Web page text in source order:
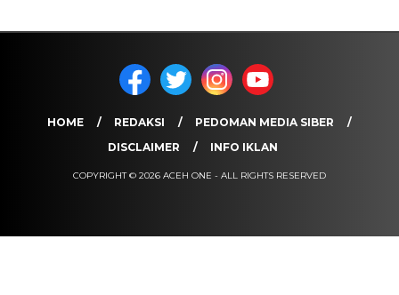
HOME REDAKSI
PEDOMAN MEDIA SIBER
DISCLAIMER
INFO IKLAN
COPYRIGHT © 2026 ACEH ONE - ALL RIGHTS RESERVED